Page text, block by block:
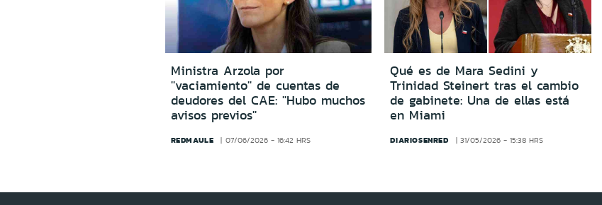
Ministra Arzola por
''vaciamiento'' de cuentas de
deudores del CAE: ''Hubo muchos
avisos previos''
REDMAULE 07/06/2026 - 16:42 HRS
Qué es de Mara Sedini y
Trinidad Steinert tras el cambio
de gabinete: Una de ellas está
en Miami
DIARIOSENRED 31/05/2026 - 15:38 HRS